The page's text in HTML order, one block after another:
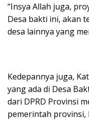
“Insya Allah juga,
Desa bakti ini, akan
desa lainnya yang
Kedepannya juga,
yang ada di Desa
dari DPRD Provinsi
pemerintah provinsi,